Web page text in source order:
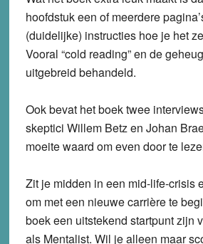
hoofdstuk een of meerdere
(duidelijke) instructies hoe je het
Vooral “cold reading” en de
uitgebreid behandeld.
Ook bevat het boek twee
skeptici Willem Betz en Johan
moeite waard om even door te
Zit je midden in een mid-life-crisis
om met een nieuwe carrière te
boek een uitstekend startpunt zijn
als Mentalist. Wil je alleen maar